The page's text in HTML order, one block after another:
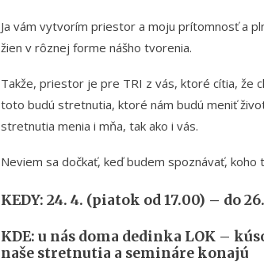
Ja vám vytvorím priestor a moju prítomnosť a
žien v rôznej forme nášho tvorenia.
Takže, priestor je pre TRI z vás, ktoré cítia, že
toto budú stretnutia, ktoré nám budú meniť
stretnutia menia i mňa, tak ako i vás.
Neviem sa dočkať, keď budem spoznávať,
KEDY: 24. 4. (piatok od 17.00) – do
KDE: u nás doma dedinka LOK –
naše stretnutia a semináre konajú